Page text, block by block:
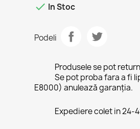
 In Stoc
Podeli
Produsele se pot
Se pot proba fara a fi
E8000) anulează garanția.
Expediere colet in 24-